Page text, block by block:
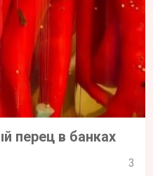
перец в банках
3